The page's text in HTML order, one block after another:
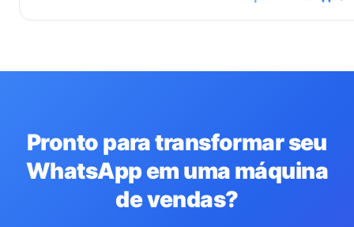
Pronto para transformar seu
WhatsApp em uma máquina
de vendas?